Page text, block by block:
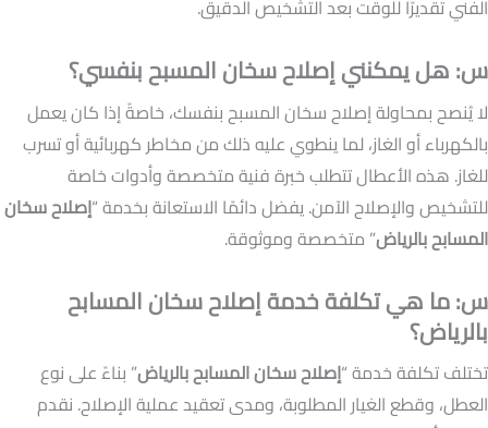
الفني تقديرًا للوقت بعد التشخيص الدقيق.
س: هل يمكنني إصلاح سخان المسبح بنفسي؟
لا يُنصح بمحاولة إصلاح سخان المسبح بنفسك، خاصةً إذا كان يعمل
بالكهرباء أو الغاز، لما ينطوي عليه ذلك من مخاطر كهربائية أو تسرب
للغاز. هذه الأعطال تتطلب خبرة فنية متخصصة وأدوات خاصة
للتشخيص والإصلاح الآمن. يفضل دائمًا الاستعانة بخدمة “إصلاح سخان
المسابح بالرياض” متخصصة وموثوقة.
س: ما هي تكلفة خدمة إصلاح سخان المسابح
بالرياض؟
تختلف تكلفة خدمة “إصلاح سخان المسابح بالرياض” بناءً على نوع
العطل، وقطع الغيار المطلوبة، ومدى تعقيد عملية الإصلاح. نقدم